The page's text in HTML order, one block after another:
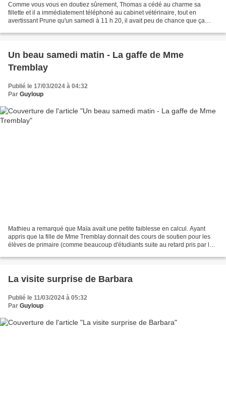
Comme vous vous en doutiez sûrement, Thomas a cédé au charme sa
fillette et il a immédiatement téléphoné au cabinet vétérinaire, tout en
avertissant Prune qu'un samedi à 11 h 20, il avait peu de chance que ça
Un beau samedi matin - La gaffe de Mme
Tremblay
Publié le 17/03/2024 à 04:32
Par Guyloup
Mathieu a remarqué que Maïa avait une petite faiblesse en calcul. Ayant
appris que la fille de Mme Tremblay donnait des cours de soutien pour les
élèves de primaire (comme beaucoup d'étudiants suite au retard pris par les
La visite surprise de Barbara
Publié le 11/03/2024 à 05:32
Par Guyloup